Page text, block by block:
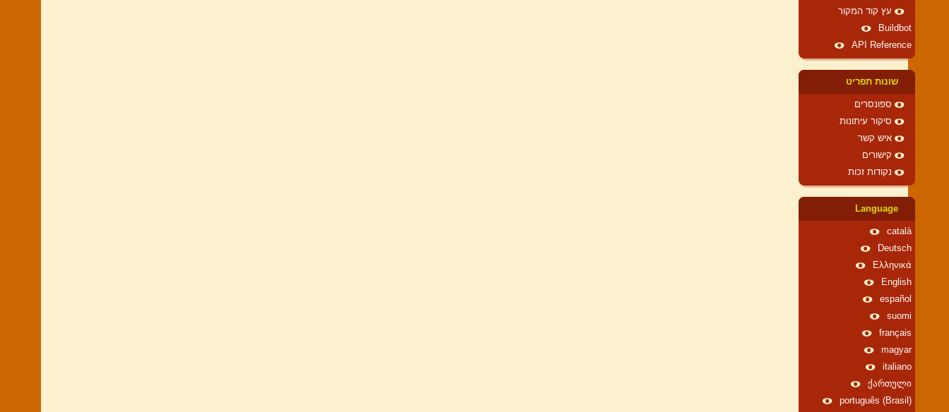
עץ קוד המקור
Buildbot
API Reference
שונות תפריט
ספונסרים
סיקור עיתונות
איש קשר
קישורים
נקודות זכות
Language
català
Deutsch
Ελληνικά
English
español
suomi
français
magyar
italiano
ქართული
português (Brasil)